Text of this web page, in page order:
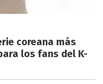
coreana más
los fans del K-